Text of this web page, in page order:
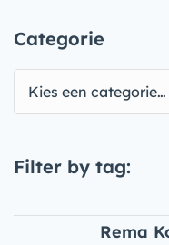
Categorie
Kies een categorie…
Filter by tag:
Rema